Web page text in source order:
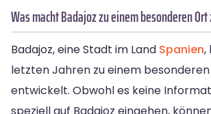
Was macht Badajoz zu einem besonderen Ort
Badajoz, eine Stadt im Land Spanien,
letzten Jahren zu einem
entwickelt. Obwohl es keine
speziell auf Badajoz eingehen,